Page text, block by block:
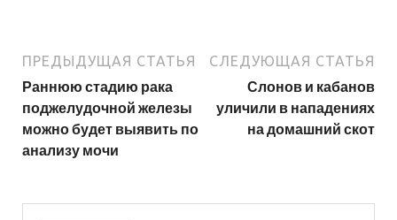
ПРЕДЫДУЩАЯ СТАТЬЯ
Раннюю стадию рака
поджелудочной железы
можно будет выявить по
анализу мочи
СЛЕДУЮЩАЯ СТАТЬЯ
Слонов и кабанов
уличили в нападениях
на домашний скот